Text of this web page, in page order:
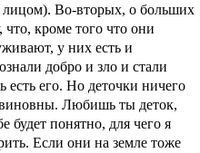
лицом). Во-вторых, о больших
что, кроме того что они
у них есть и
добро и зло и стали
его. Но деточки ничего
Любишь ты деток,
понятно, для чего я
Если они на земле тоже